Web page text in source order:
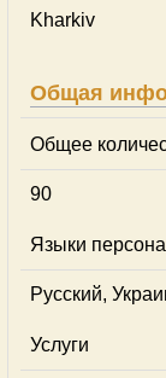
Kharkiv
Общая
Общее
90
Языки
Русский,
Услуги